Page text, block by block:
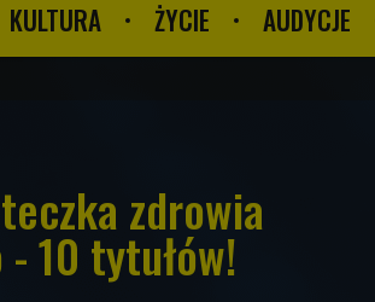
KULTURA ŻYCIE AUDYCJE
zdrowia
10 tytułów!